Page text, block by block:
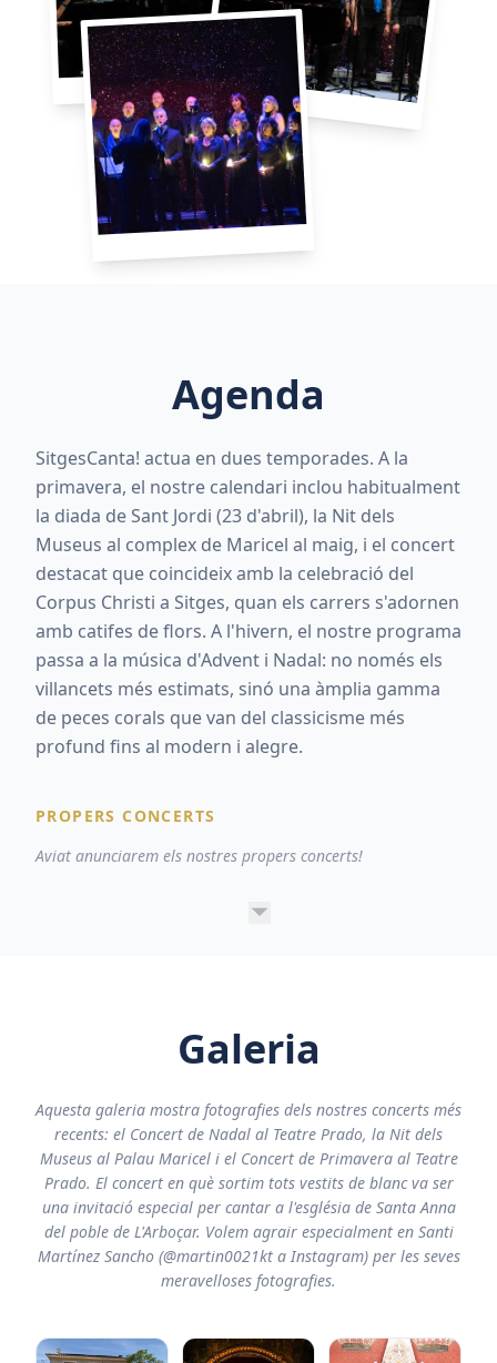
Agenda
SitgesCanta! actua en dues temporades. A la
primavera, el nostre calendari inclou habitualment
la diada de Sant Jordi (23 d'abril), la Nit dels
Museus al complex de Maricel al maig, i el concert
destacat que coincideix amb la celebració del
Corpus Christi a Sitges, quan els carrers s'adornen
amb catifes de flors. A l'hivern, el nostre programa
passa a la música d'Advent i Nadal: no només els
villancets més estimats, sinó una àmplia gamma
de peces corals que van del classicisme més
profund fins al modern i alegre.
PROPERS CONCERTS
Aviat anunciarem els nostres propers concerts!
Galeria
Aquesta galeria mostra fotografies dels nostres concerts més
recents: el Concert de Nadal al Teatre Prado, la Nit dels
Museus al Palau Maricel i el Concert de Primavera al Teatre
Prado. El concert en què sortim tots vestits de blanc va ser
una invitació especial per cantar a l'església de Santa Anna
del poble de L'Arboçar. Volem agrair especialment en Santi
Martínez Sancho (@martin0021kt a Instagram) per les seves
meravelloses fotografies.